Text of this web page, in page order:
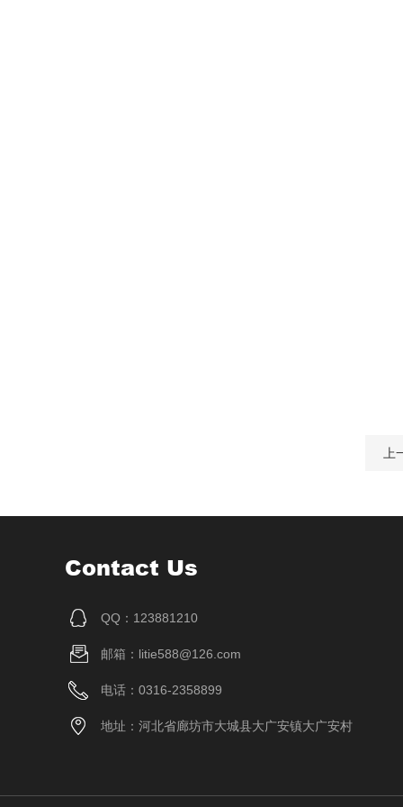
上
Contact Us
QQ：123881210
邮箱：litie588@126.com
电话：0316-2358899
地址：河北省廊坊市大城县大广安镇大广安村